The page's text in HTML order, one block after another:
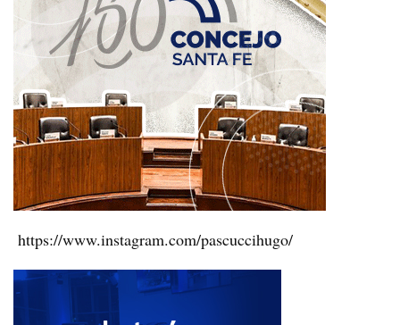
https://www.instagram.com/pascuccihugo/